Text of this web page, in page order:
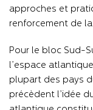
approches et
renforcement de
Pour le bloc Sud-
l’espace
plupart des pays
précèdent l’idée